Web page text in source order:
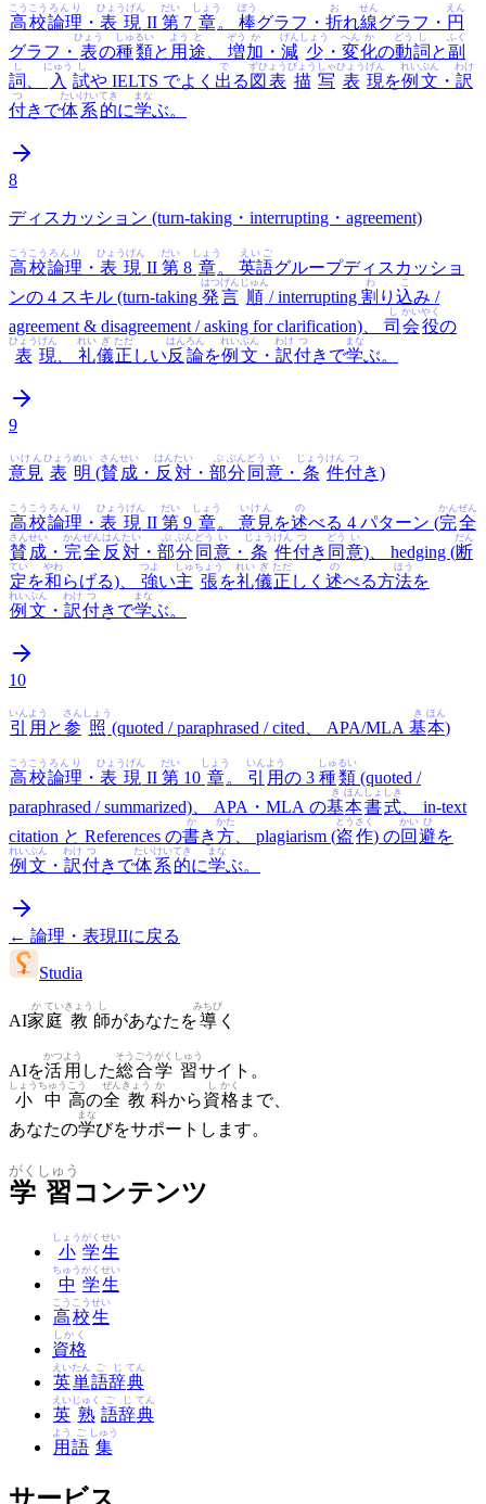
高校
こうこう
論理
ろんり
・ 表現
ひょうげん
II 第
だい
7 章
しょう
。 棒
ぼう
グラフ・ 折
お
れ線
せん
グラフ・ 円
えん
グラフ・ 表
ひょう
の種
しゅ
類
るい
と 用
よう
途
と
増
ぞう
加
か
・ 減
げん
少
しょう
・ 変
へん
化
か
の動
どう
詞
し
と副
ふく
詞
し
入
にゅう
試
し
や IELTS でよく 出
で
る 図表
ずひょう
描
びょう
写
しゃ
表
ひょう
現
げん
を例文
れいぶん
・ 訳
わけ
付
つ
きで体
たい
系
けい
的
てき
に学
まな
ぶ。
8
ディスカッション (turn-taking・interrupting・agreement)
高校
こうこう
論理
ろんり
・ 表現
ひょうげん
II 第
だい
8 章
しょう
。 英語
えいご
グループディスカッショ
ンの 4 スキル (turn-taking 発
はつ
言
げん
順
じゅん
/ interrupting 割
わ
り 込
こ
み /
agreement & disagreement / asking for clarification)、 司
し
会
かい
役
やく
の
表
ひょう
現
げん
礼
れい
儀
ぎ
正
ただ
しい反
はん
論
ろん
を例文
れいぶん
・ 訳
わけ
付
つ
きで学
まな
ぶ。
9
意見
いけん
表
ひょう
明
めい
(賛
さん
成
せい
・ 反
はん
対
たい
・ 部
ぶ
分
ぶん
同
どう
意
い
・ 条
じょう
件
けん
付
つ
き)
高校
こうこう
論理
ろんり
・ 表現
ひょうげん
II 第
だい
9 章
しょう
。 意見
いけん
を述
の
べる 4 パターン (完
かん
全
ぜん
賛
さん
成
せい
・ 完
かん
全
ぜん
反
はん
対
たい
・ 部
ぶ
分
ぶん
同
どう
意
い
・ 条
じょう
件
けん
付
つ
き 同
どう
意
い
)、 hedging (断
だん
定
てい
を和
やわ
らげる)、 強
つよ
い主
しゅ
張
ちょう
を礼
れい
儀
ぎ
正
ただ
しく 述
の
べる方法
ほう
を
例文
れいぶん
・ 訳
わけ
付
つ
きで学
まな
ぶ。
10
引
いん
用
よう
と参
さん
照
しょう
(quoted / paraphrased / cited、 APA/MLA 基
き
本
ほん
)
高校
こうこう
論理
ろんり
・ 表現
ひょうげん
II 第
だい
10 章
しょう
。 引
いん
用
よう
の 3 種
しゅ
類
るい
(quoted /
paraphrased / summarized)、 APA・MLA の基
き
本
ほん
書
しょ
式
しき
、 in-text
citation と References の書
か
き方
かた
、 plagiarism (盗
とう
作
さく
) の回
かい
避
ひ
を
例文
れいぶん
・ 訳
わけ
付
つ
きで体
たい
系
けい
的
てき
に学
まな
ぶ。
← 論理・表現IIに戻る
Studia
AI家
か
庭
てい
教
きょう
師
し
があなたを導
みちび
く
AIを活
かつ
用
よう
した総
そう
合
ごう
学
がく
習
しゅう
サイト。
小
しょう
中
ちゅう
高
こう
の全
ぜん
教
きょう
科
か
から資
し
格
かく
まで、
あなたの学
まな
びをサポートします。
学
がく
習
しゅう
コンテンツ
小
しょう
学
がく
生
せい
中
ちゅう
学
がく
生
せい
高
こう
校
こう
生
せい
資格
しかく
英
えい
単
たん
語
ご
辞
じ
典
てん
英
えい
熟
じゅく
語
ご
辞
じ
典
てん
用
よう
語
ご
集
しゅう